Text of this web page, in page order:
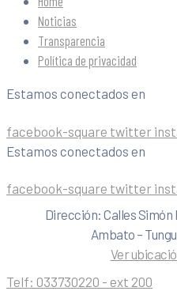
Noticias
Transparencia
Política de privacidad
Estamos conectados en
facebook-square twitter
Estamos conectados en
facebook-square twitter
Dirección: Calles
Ambato –
Ver
Telf: 033730220 - ext 200